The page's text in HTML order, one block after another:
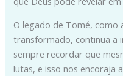
O legado de Tomé,
transformado, continua a
sempre recordar que
lutas, e isso nos encoraja